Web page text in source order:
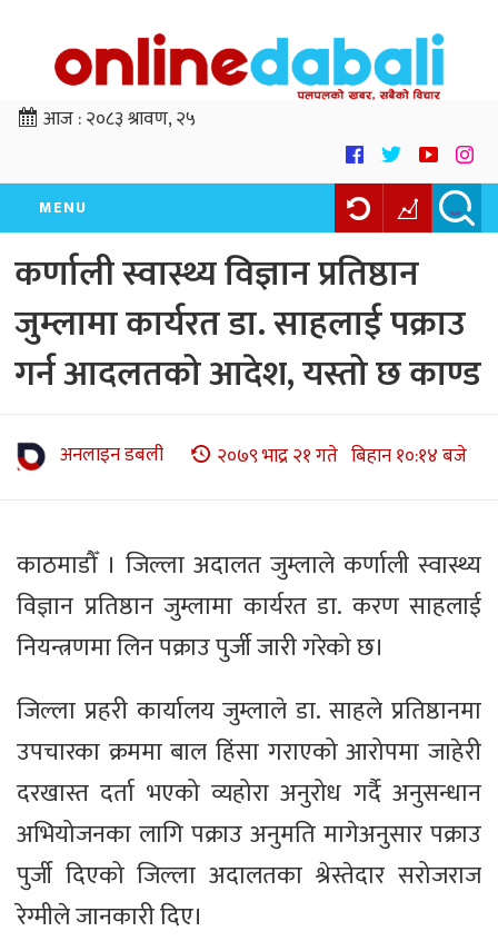
आज :२०८३ श्रावण, २५
MENU
कर्णाली स्वास्थ्य विज्ञान प्रतिष्ठान
जुम्लामा कार्यरत डा. साहलाई पक्राउ
गर्न आदलतको आदेश, यस्तो छ काण्ड
अनलाइन डबली २०७९ भाद्र २१ गते बिहान १०:१४ बजे
काठमाडौँ । जिल्ला अदालत जुम्लाले कर्णाली स्वास्थ्य
विज्ञान प्रतिष्ठान जुम्लामा कार्यरत डा. करण साहलाई
नियन्त्रणमा लिन पक्राउ पुर्जी जारी गरेको छ।
जिल्ला प्रहरी कार्यालय जुम्लाले डा. साहले प्रतिष्ठानमा
उपचारका क्रममा बाल हिंसा गराएको आरोपमा जाहेरी
दरखास्त दर्ता भएको व्यहोरा अनुरोध गर्दै अनुसन्धान
अभियोजनका लागि पक्राउ अनुमति मागेअनुसार पक्राउ
पुर्जी दिएको जिल्ला अदालतका श्रेस्तेदार सरोजराज
रेग्मीले जानकारी दिए।